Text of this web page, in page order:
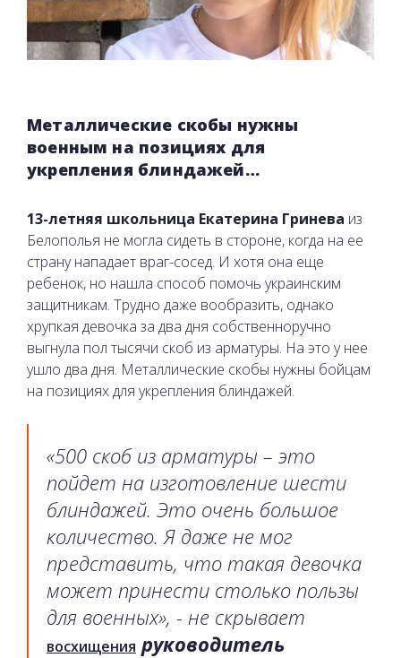
Металлические скобы нужны
военным на позициях для
укрепления блиндажей…
13-летняя школьница Екатерина Гринева из
Белополья не могла сидеть в стороне, когда на ее
страну нападает враг-сосед. И хотя она еще
ребенок, но нашла способ помочь украинским
защитникам. Трудно даже вообразить, однако
хрупкая девочка за два дня собственноручно
выгнула пол тысячи скоб из арматуры. На это у нее
ушло два дня. Металлические скобы нужны бойцам
на позициях для укрепления блиндажей.
«500 скоб из арматуры – это
пойдет на изготовление шести
блиндажей. Это очень большое
количество. Я даже не мог
представить, что такая девочка
может принести столько пользы
для военных», - не скрывает
восхищения руководитель